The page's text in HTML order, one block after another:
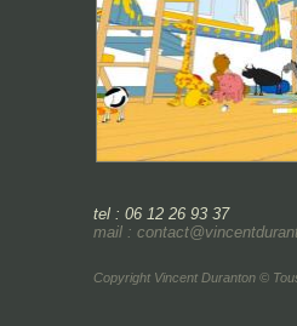
tel : 06 12 26 93 37
mail :
Copyright Vincent Duranton ©